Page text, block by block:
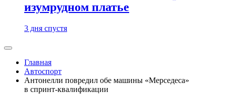
изумрудном платье
3 дня спустя
Главная
Автоспорт
Антонелли повредил обе машины «Мерседеса»
в спринт-квалификации